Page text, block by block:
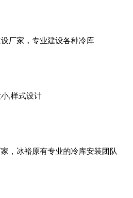
厂家，专业建设各种冷库
,样式设计
，冰裕原有专业的冷库安装团队